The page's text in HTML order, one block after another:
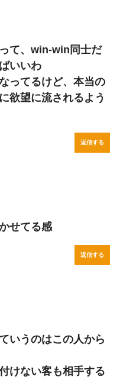
て、win-win同士だ
いいわ
ってるけど、本当の
欲望に流されるよう
返信する
せてる感
返信する
いうのはこの人から
けない客も相手する